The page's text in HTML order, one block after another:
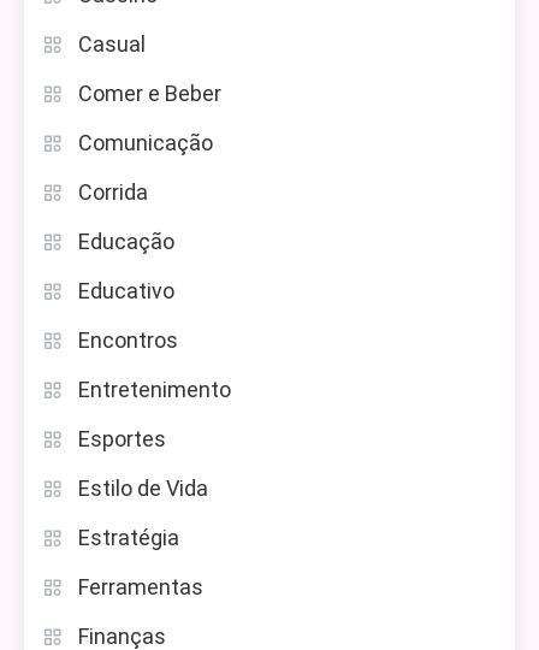
Casual
Comer e Beber
Comunicação
Corrida
Educação
Educativo
Encontros
Entretenimento
Esportes
Estilo de Vida
Estratégia
Ferramentas
Finanças